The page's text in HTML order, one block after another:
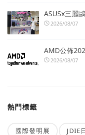
ASUSx三麗
2026/08/07
AMD公佈
2026/08/07
熱門標籤
國際發明展 JDIE